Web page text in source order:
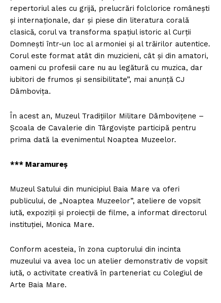
repertoriul ales cu grijă, prelucrări folclorice româneşti
şi internaţionale, dar şi piese din literatura corală
clasică, corul va transforma spaţiul istoric al Curţii
Domneşti într-un loc al armoniei şi al trăirilor autentice.
Corul este format atât din muzicieni, cât şi din amatori,
oameni cu profesii care nu au legătură cu muzica, dar
iubitori de frumos şi sensibilitate”, mai anunţă CJ
Dâmboviţa.
În acest an, Muzeul Tradiţiilor Militare Dâmboviţene –
Şcoala de Cavalerie din Târgovişte participă pentru
prima dată la evenimentul Noaptea Muzeelor.
*** Maramureş
Muzeul Satului din municipiul Baia Mare va oferi
publicului, de „Noaptea Muzeelor”, ateliere de vopsit
iută, expoziţii şi proiecţii de filme, a informat directorul
instituţiei, Monica Mare.
Conform acesteia, în zona cuptorului din incinta
muzeului va avea loc un atelier demonstrativ de vopsit
iută, o activitate creativă în parteneriat cu Colegiul de
Arte Baia Mare.